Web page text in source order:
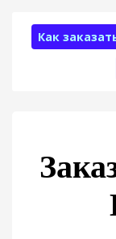
Как